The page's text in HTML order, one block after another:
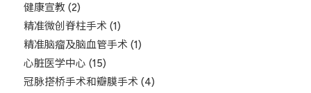
健康宣教(2)
精准微创脊柱手术(1)
精准脑瘤及脑血管手术(1)
心脏医学中心 (15)
冠脉搭桥手术和瓣膜手术(4)